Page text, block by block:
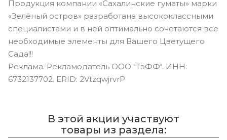
Продукция компании «Сахалинские гуматы» марки
«Зелёный остров» разработана высококлассными
специалистами и в ней оптимально сочетаются все
необходимые элементы для Вашего Цветущего
Сада!!!
Реклама. Рекламодатель ООО "ТэФФ". ИНН:
6732137702. ERID: 2VtzqwjrvrP
В этой акции участвуют
товары из раздела: